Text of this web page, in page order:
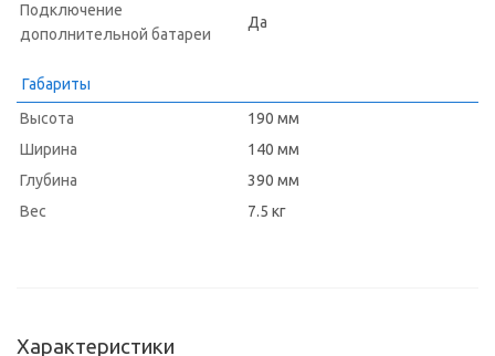
Подключение
дополнительной батареи
Да
Габариты
Высота
190 мм
Ширина
140 мм
Глубина
390 мм
Вес
7.5 кг
Характеристики